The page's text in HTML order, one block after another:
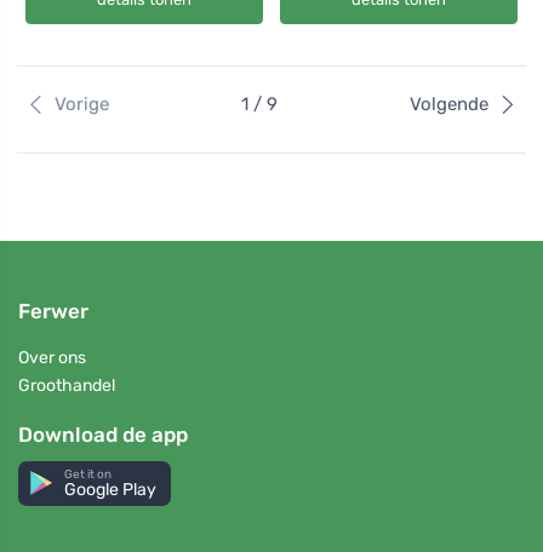
Vorige 1 / 9 Volgende
Ferwer
Over ons
Groothandel
Download de app
Get it on
Google Play